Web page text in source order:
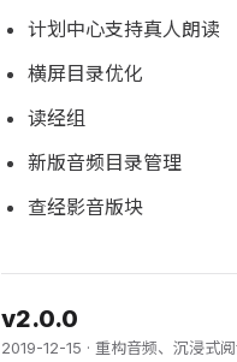
计划中心支持真人朗读
横屏目录优化
读经组
新版音频目录管理
查经影音版块
v2.0.0
2019-12-15 · 重构音频、沉浸式